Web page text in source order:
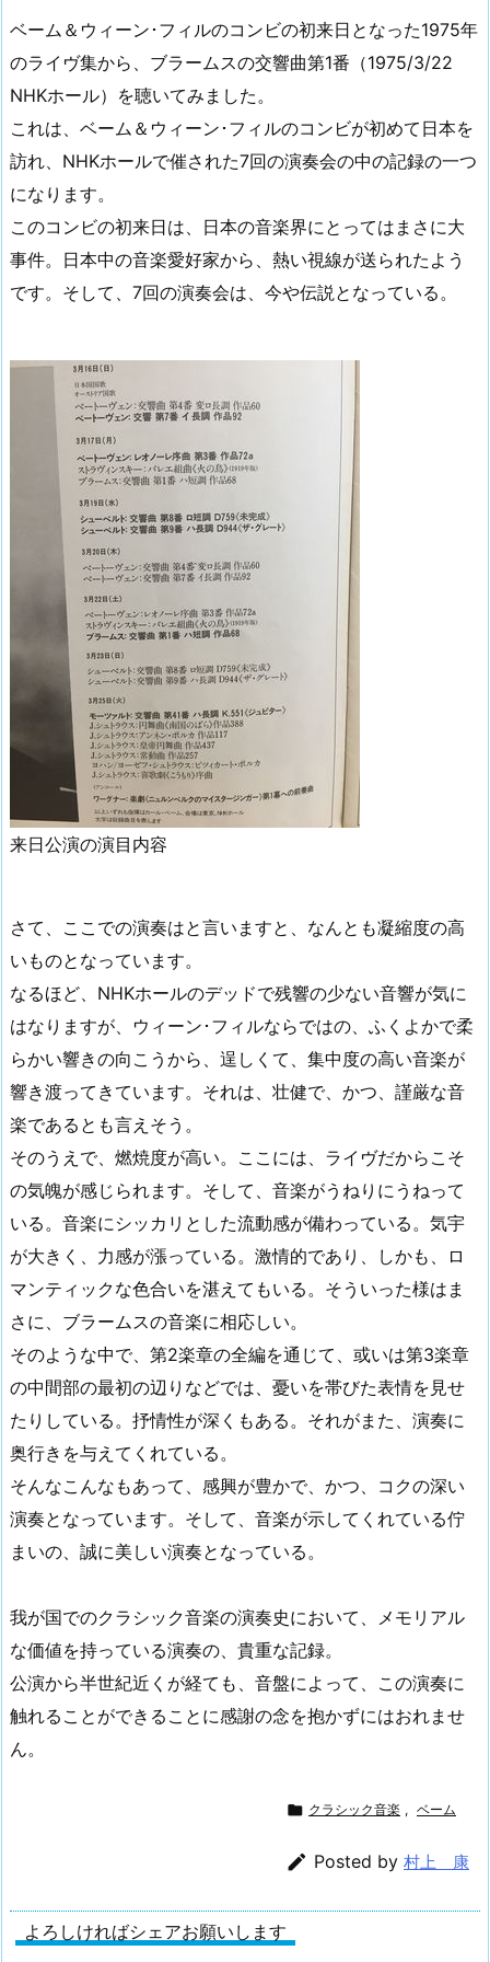
ベーム＆ウィーン･フィルのコンビの初来日となった1975年
のライヴ集から、ブラームスの交響曲第1番（1975/3/22
NHKホール）を聴いてみました。
これは、ベーム＆ウィーン･フィルのコンビが初めて日本を
訪れ、NHKホールで催された7回の演奏会の中の記録の一つ
になります。
このコンビの初来日は、日本の音楽界にとってはまさに大
事件。日本中の音楽愛好家から、熱い視線が送られたよう
です。そして、7回の演奏会は、今や伝説となっている。
来日公演の演目内容
さて、ここでの演奏はと言いますと、なんとも凝縮度の高
いものとなっています。
なるほど、NHKホールのデッドで残響の少ない音響が気に
はなりますが、ウィーン･フィルならではの、ふくよかで柔
らかい響きの向こうから、逞しくて、集中度の高い音楽が
響き渡ってきています。それは、壮健で、かつ、謹厳な音
楽であるとも言えそう。
そのうえで、燃焼度が高い。ここには、ライヴだからこそ
の気魄が感じられます。そして、音楽がうねりにうねって
いる。音楽にシッカリとした流動感が備わっている。気宇
が大きく、力感が漲っている。激情的であり、しかも、ロ
マンティックな色合いを湛えてもいる。そういった様はま
さに、ブラームスの音楽に相応しい。
そのような中で、第2楽章の全編を通じて、或いは第3楽章
の中間部の最初の辺りなどでは、憂いを帯びた表情を見せ
たりしている。抒情性が深くもある。それがまた、演奏に
奥行きを与えてくれている。
そんなこんなもあって、感興が豊かで、かつ、コクの深い
演奏となっています。そして、音楽が示してくれている佇
まいの、誠に美しい演奏となっている。
我が国でのクラシック音楽の演奏史において、メモリアル
な価値を持っている演奏の、貴重な記録。
公演から半世紀近くが経ても、音盤によって、この演奏に
触れることができることに感謝の念を抱かずにはおれませ
ん。
 クラシック音楽 , ベーム
 Posted by 村上 康
よろしければシェアお願いします